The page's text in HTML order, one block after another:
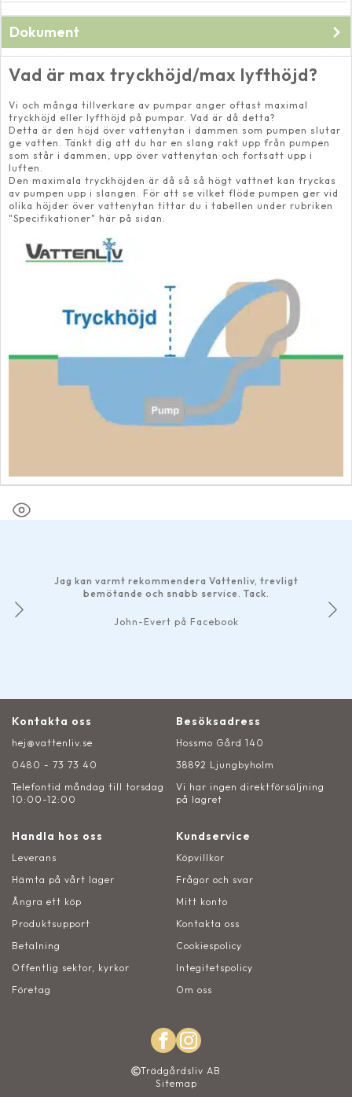
Dokument
Bruksanvisning OptiMax 1000
Vad är max tryckhöjd/max lyfthöjd?
Vi och många tillverkare av pumpar anger oftast maximal
tryckhöjd eller lyfthöjd på pumpar. Vad är då detta?
Detta är den höjd över vattenytan i dammen som pumpen slutar
ge vatten. Tänkt dig att du har en slang rakt upp från pumpen
som står i dammen, upp över vattenytan och fortsatt upp i
luften.
Den maximala tryckhöjden är då så så högt vattnet kan tryckas
av pumpen upp i slangen. För att se vilket flöde pumpen ger vid
olika höjder över vattenytan tittar du i tabellen under rubriken
"Specifikationer" här på sidan.
Jag kan varmt rekommendera Vattenliv, trevligt
bemötande och snabb service. Tack.
John-Evert på Facebook
Kontakta oss
hej@vattenliv.se
0480 - 73 73 40
Telefontid måndag till torsdag
10:00-12:00
Besöksadress
Hossmo Gård 140
38892 Ljungbyholm
Vi har ingen direktförsäljning
på lagret
Handla hos oss
Leverans
Hämta på vårt lager
Ångra ett köp
Produktsupport
Betalning
Offentlig sektor, kyrkor
Företag
Kundservice
Köpvillkor
Frågor och svar
Mitt konto
Kontakta oss
Cookiespolicy
Integitetspolicy
Om oss
Trädgårdsliv AB
Sitemap